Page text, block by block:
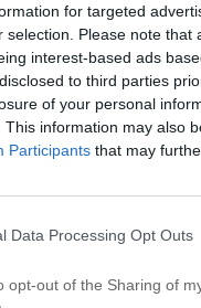
for targeted
selection. Please note
interest-based ads
to third parties
of your personal
This information may also
Participants that may
Data Processing Opt Outs
opt-out of the Sharing of
här,marshallhållare här,
utemattahäroch
Gäller tom 30/4